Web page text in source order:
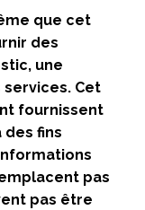
que cet
des
une
Cet
fournissent
fins
pas
pas être